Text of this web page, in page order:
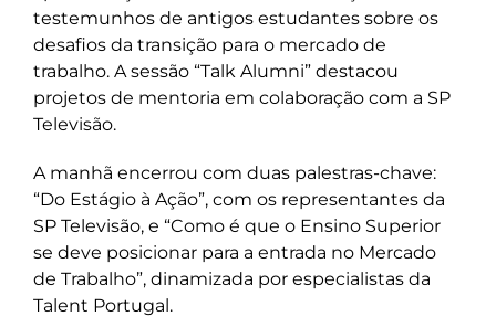
testemunhos de antigos estudantes sobre os
desafios da transição para o mercado de
trabalho. A sessão “Talk Alumni” destacou
projetos de mentoria em colaboração com a SP
Televisão.
A manhã encerrou com duas palestras-chave:
“Do Estágio à Ação”, com os representantes da
SP Televisão, e “Como é que o Ensino Superior
se deve posicionar para a entrada no Mercado
de Trabalho”, dinamizada por especialistas da
Talent Portugal.